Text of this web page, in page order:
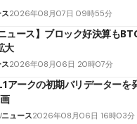
2026年08月07日 09時55分
ュース】ブロック好決算も
大
2026年08月06日 20時07分
アークの初期バリデーター
ニュース2026年08月06日 16時03分